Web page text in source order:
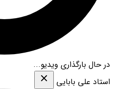
در حال بارگذاری ویدیو...
استاد علی بابایی